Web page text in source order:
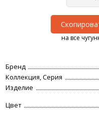
на все
Бренд
Коллекция, Серия
Изделие
Цвет